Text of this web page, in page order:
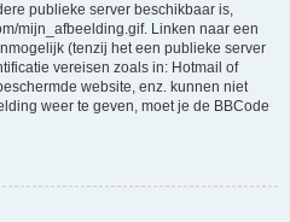
publieke server beschikbaar is,
mijn_afbeelding.gif. Linken naar een
(tenzij het een publieke server
vereisen zoals in: Hotmail of
website, enz. kunnen niet
weer te geven, moet je de BBCode